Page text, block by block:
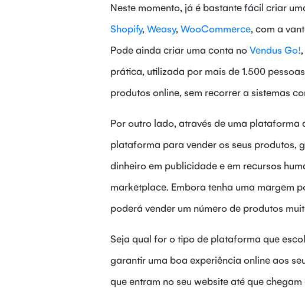
Neste momento, já é bastante fácil criar
Shopify, Weasy, WooCommerce, com a
Pode ainda criar uma conta noVendus Go!
prática, utilizada por mais de 1.500
produtos online, sem recorrer a sistemas
Por outro lado, através de uma
plataforma para vender os seus produtos,
dinheiro em publicidade e em recursos
marketplace. Embora tenha uma margem
poderá vender um número de produtos
Seja qual for o tipo de plataforma que
garantir uma boa experiência online aos
que entram no seu website até que